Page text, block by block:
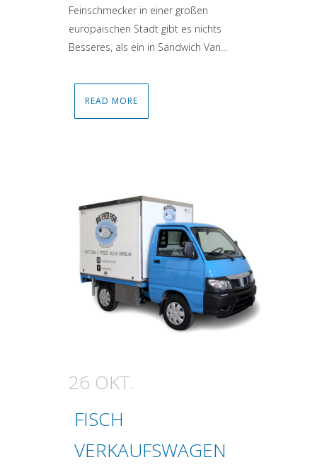
Feinschmecker in einer großen
europäischen Stadt gibt es nichts
Besseres, als ein in Sandwich Van...
READ MORE
26 OKT.
FISCH
VERKAUFSWAGEN